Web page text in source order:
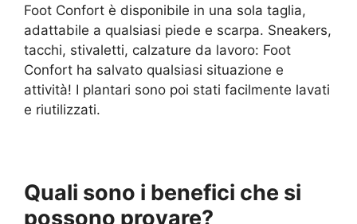
Foot Confort è disponibile in una sola taglia,
adattabile a qualsiasi piede e scarpa. Sneakers,
tacchi, stivaletti, calzature da lavoro: Foot
Confort ha salvato qualsiasi situazione e
attività! I plantari sono poi stati facilmente lavati
e riutilizzati.
Quali sono i benefici che si
possono provare?